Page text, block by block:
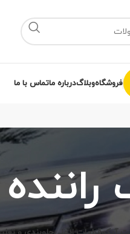
فروشگاهوبلاگدرباره ماتماس با ما